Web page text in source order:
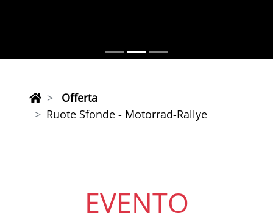
Offerta
Ruote Sfonde - Motorrad-Rallye
EVENTO